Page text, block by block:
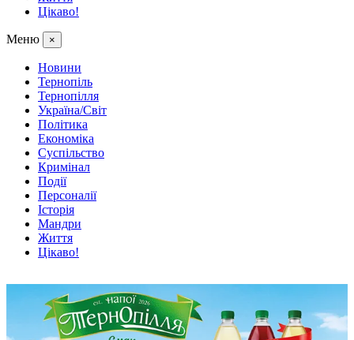
Цікаво!
Меню ×
Новини
Тернопіль
Тернопілля
Україна/Світ
Політика
Економіка
Суспільство
Кримінал
Події
Персоналії
Історія
Мандри
Життя
Цікаво!